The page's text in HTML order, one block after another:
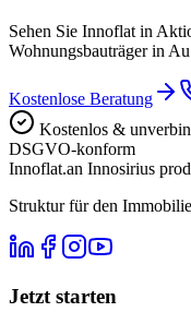
Sehen Sie Innoflat in
Wohnungsbauträger in
Kostenlose Beratung
Kostenlos &
DSGVO-konform
Innoflat.an Innosirius
Struktur für den
Jetzt starten